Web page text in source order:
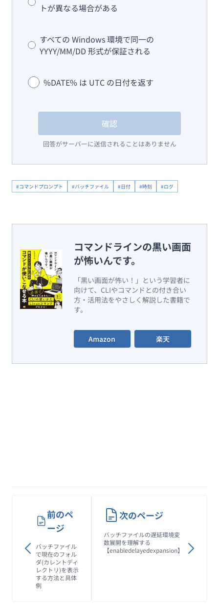
トが異なる場合がある
すべての Windows 環境で同一の
YYYY/MM/DD 形式が保証される
%DATE% は UTC の日付を返す
確認
回答がサーバーに送信されることはありません
#コマンドプロンプト #バッチファイル #日付 #時刻 #ログ
コマンドラインの黒い画面
が怖いんです。
「黒い画面が怖い！」という学習者に
向けて、CLIやコマンドとの付き合い
方・活用法をやさしく解説した書籍で
す。
Amazon 楽天
前のペ
ージ
バッチファイル
で現在のフォル
ダ(カレントディ
レクトリ)を表示
する方法と具体
例
次のページ
バッチファイルの遅延環境変
数展開を理解する
【enabledelayedexpansion】